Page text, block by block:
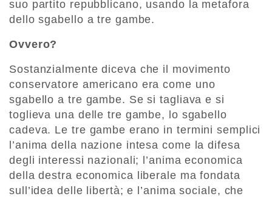
suo partito repubblicano, usando la metafora
dello sgabello a tre gambe.
Ovvero?
Sostanzialmente diceva che il movimento
conservatore americano era come uno
sgabello a tre gambe. Se si tagliava e si
toglieva una delle tre gambe, lo sgabello
cadeva. Le tre gambe erano in termini semplici
l’anima della nazione intesa come la difesa
degli interessi nazionali; l’anima economica
della destra economica liberale ma fondata
sull’idea delle libertà; e l’anima sociale, che